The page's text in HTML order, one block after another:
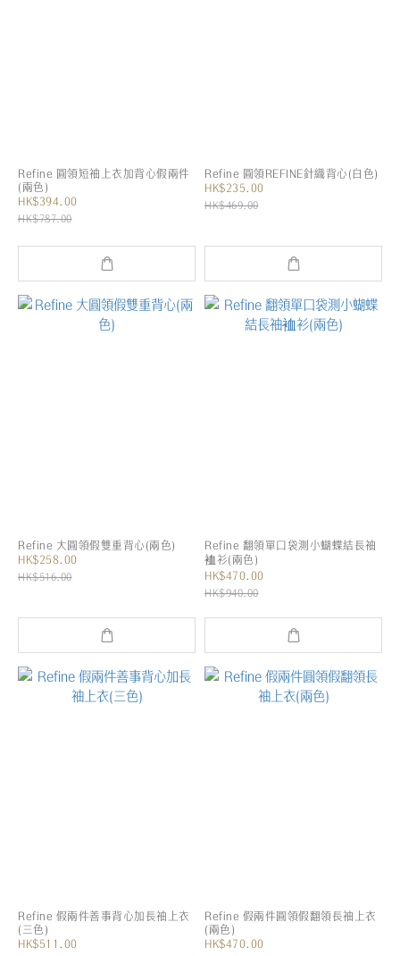
Refine 圓領短袖上衣加背心假兩件
(兩色)
HK$394.00
HK$787.00
Refine 圓領REFINE針織背心(白色)
HK$235.00
HK$469.00
Refine 大圓領假雙重背心(兩色)
HK$258.00
HK$516.00
Refine 翻領單口袋測小蝴蝶結長袖
裇衫(兩色)
HK$470.00
HK$940.00
Refine 假兩件善事背心加長袖上衣
(三色)
HK$511.00
Refine 假兩件圓領假翻領長袖上衣
(兩色)
HK$470.00